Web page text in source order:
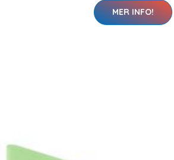
MER INFO!